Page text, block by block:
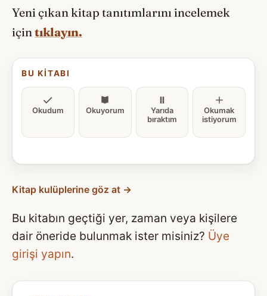
Yeni çıkan kitap tanıtımlarını incelemek
içintıklayın.
BU KITABI
Okudum Okuyorum
Yarıda
bıraktım
Okumak
istiyorum
Kitap kulüplerine göz at →
Bu kitabın geçtiği yer, zaman veya kişilere
dair öneride bulunmak ister misiniz? Üye
girişi yapın.